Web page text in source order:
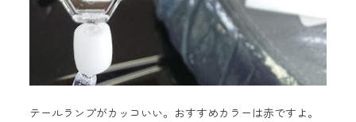
テールランプがカッコいい。おすすめカラーは赤ですよ。